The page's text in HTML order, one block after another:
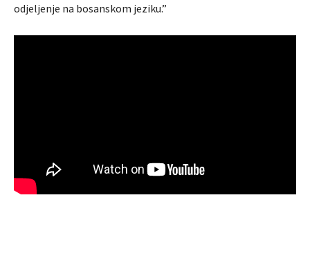
odjeljenje na bosanskom jeziku.”